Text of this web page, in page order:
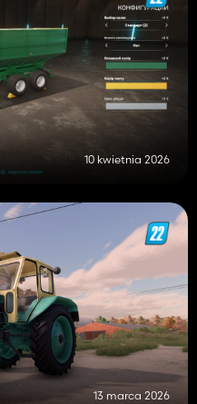
10 kwietnia 2026
13 marca 2026